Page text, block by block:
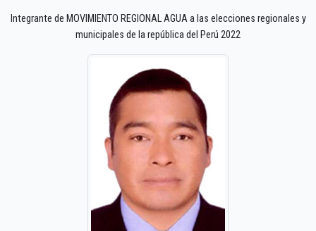
Integrante de MOVIMIENTO REGIONAL AGUA a las elecciones regionales y
municipales de la república del Perú 2022